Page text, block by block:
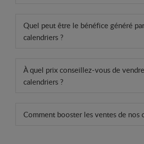
Quel peut être le bénéfice généré
calendriers ?
À quel prix conseillez-vous de
calendriers ?
Comment booster les ventes de nos